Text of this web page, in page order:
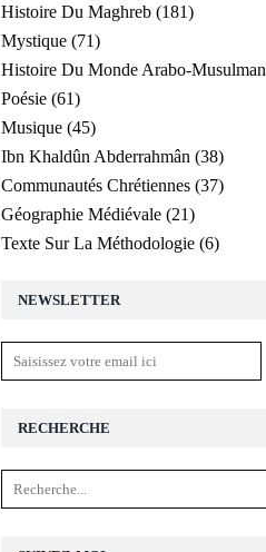
NEWSLETTER
RECHERCHE
Histoire Du Maghreb (181)
Mystique (71)
Histoire Du Monde Arabo-Musulman
Poésie (61)
Musique (45)
Ibn Khaldûn Abderrahmân (38)
Communautés Chrétiennes (37)
Géographie Médiévale (21)
Texte Sur La Méthodologie (6)